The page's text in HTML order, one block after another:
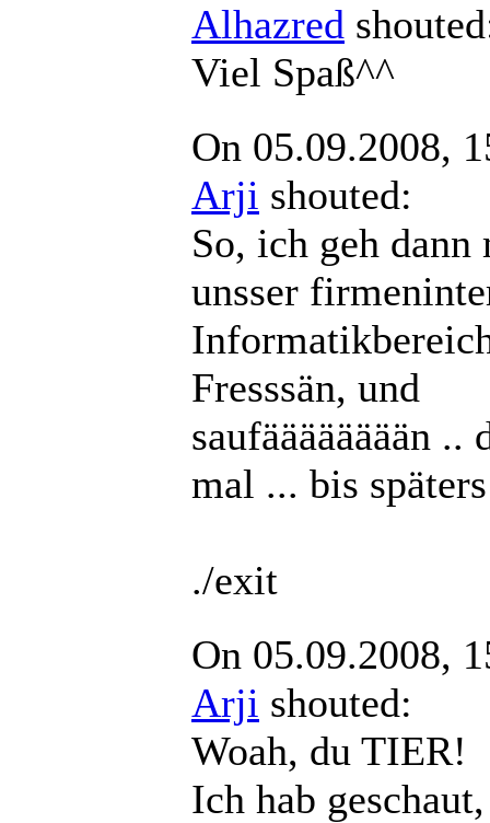
Alhazred
Viel Spaß^^
On 05.09.2008,
Arji shouted:
So, ich geh dann
unsser
Fresssän, und
saufääääääään ..
mal ... bis
./exit
On 05.09.2008,
Arji shouted:
Woah, du TIER!
Ich hab